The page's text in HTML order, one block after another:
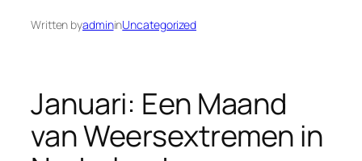
Written byadmininUncategorized
Januari: Een Maand
van Weersextremen in